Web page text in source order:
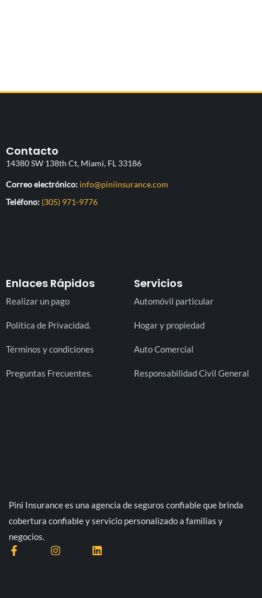
Pini Insurance es una agencia de seguros confiable que brinda
cobertura confiable y servicio personalizado a familias y
negocios.
F
a
I
n
L
i
Servicios
Automóvil particular
Hogar y propiedad
Auto Comercial
Responsabilidad Civil General
Enlaces Rápidos
Realizar un pago
Política de Privacidad.
Términos y condiciones
Preguntas Frecuentes.
Contacto
14380 SW 138th Ct, Miami, FL 33186
Correo electrónico: info@piniinsurance.com
Teléfono: (305) 971-9776